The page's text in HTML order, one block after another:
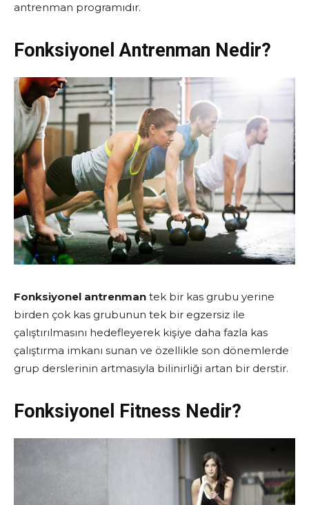
antrenman programıdır.
Fonksiyonel Antrenman Nedir?
Fonksiyonel antrenman tek bir kas grubu yerine
birden çok kas grubunun tek bir egzersiz ile
çalıştırılmasını hedefleyerek kişiye daha fazla kas
çalıştırma imkanı sunan ve özellikle son dönemlerde
grup derslerinin artmasıyla bilinirliği artan bir derstir.
Fonksiyonel Fitness Nedir?